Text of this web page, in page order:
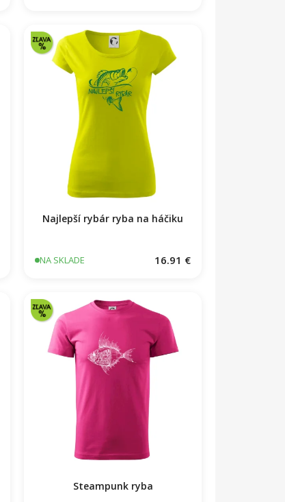
Najlepší rybár ryba na háčiku
NA SKLADE 16.91 €
Steampunk ryba